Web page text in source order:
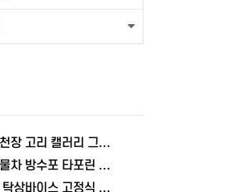
액자걸이 천장 고리 캘러리 그림걸이 레일 전시회 와이어 미술관 세트 여바라
여바라 화물차 방수포 타포린 시트 바닥 덮개 6X8, 캠핑 텐트 블루 그라운드시트
회전 목공 탁상바이스 고정식 클램프 360도 바이스 여바라 테이블